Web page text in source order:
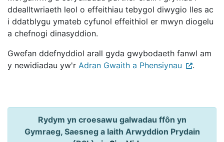
ddealltwriaeth leol o effeithiau tebygol diwygio lles ac
i ddatblygu ymateb cyfunol effeithiol er mwyn diogelu
a chefnogi dinasyddion.
Gwefan ddefnyddiol arall gyda gwybodaeth fanwl am
y newidiadau yw'r Adran Gwaith a Phensiynau .
Rydym yn croesawu galwadau ffôn yn
Gymraeg, Saesneg a Iaith Arwyddion Prydain